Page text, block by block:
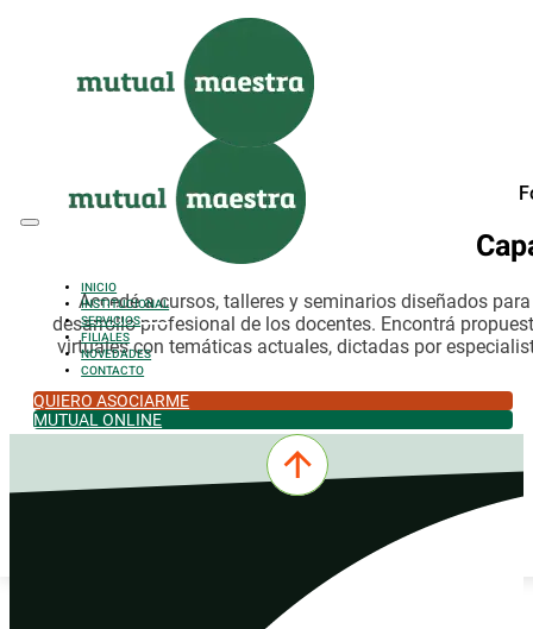
Saltar al pie de página
INICIO
INSTITUCIONAL
SERVICIOS
FILIALES
NOVEDADES
CONTACTO
QUIERO ASOCIARME
MUTUAL ONLINE
Accedé a cursos, talleres y seminarios diseñados
desarrollo profesional de los docentes. Encontrá
virtuales con temáticas actuales, dictadas por